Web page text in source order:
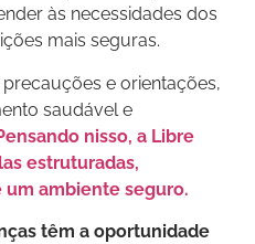
às necessidades dos
mais seguras.
e orientações,
saudável e
nisso, a Libre
estruturadas,
ambiente seguro.
têm a oportunidade